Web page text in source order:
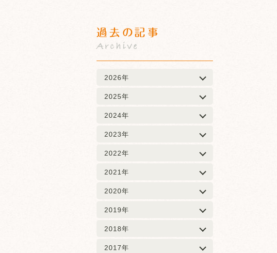
過去の記事
Archive
2026年
2025年
2024年
2023年
2022年
2021年
2020年
2019年
2018年
2017年